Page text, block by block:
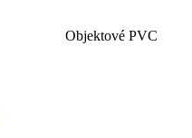
Objektové PVC